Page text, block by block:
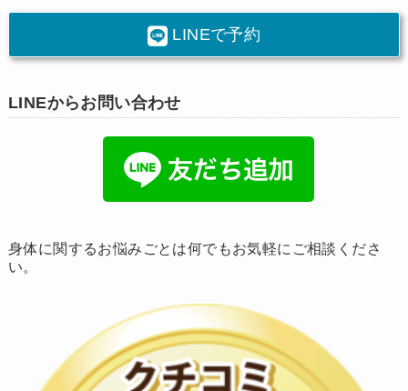
LINEで予約
LINEからお問い合わせ
身体に関するお悩みごとは何でもお気軽にご相談くださ
い。